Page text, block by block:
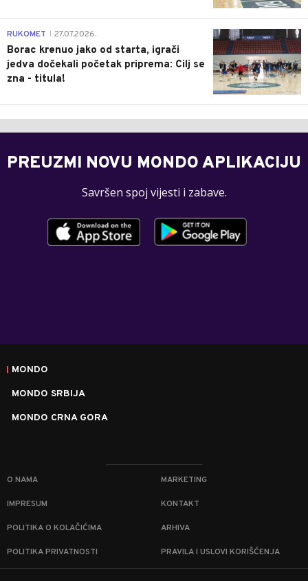
0
RUKOMET 27.07.2026.
Borac krenuo jako od starta, igrači
jedva dočekali početak priprema: Cilj se
zna - titula!
PREUZMI NOVU MONDO APLIKACIJU
Savršen spoj vijesti i zabave.
MONDO
MONDO SRBIJA
MONDO CRNA GORA
O NAMA MARKETING
IMPRESUM KONTAKT
POLITIKA O KOLAČIĆIMA ARHIVA
POLITIKA PRIVATNOSTI PRAVILA I USLOVI KORIŠĆENJA